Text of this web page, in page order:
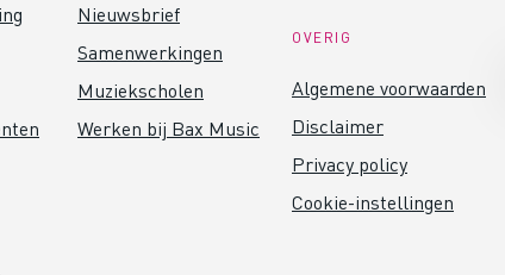
Nieuwsbrief
Samenwerkingen
Muziekscholen
Werken bij Bax Music
OVERIG
Algemene voorwaarden
Disclaimer
Privacy policy
Cookie-instellingen